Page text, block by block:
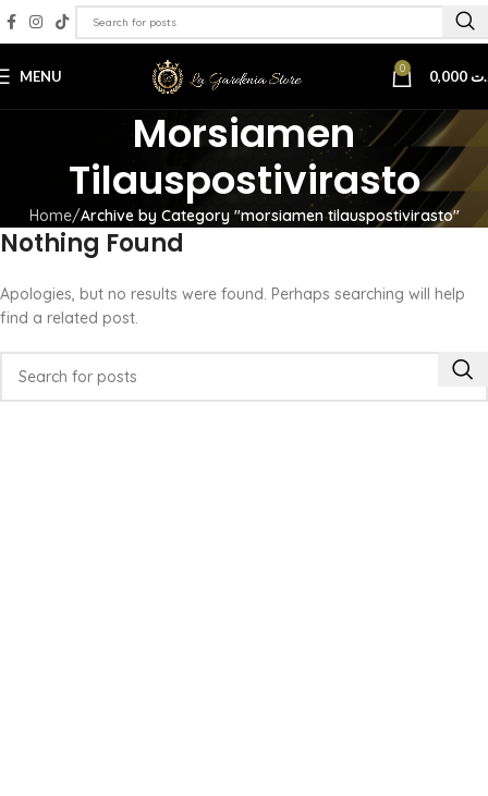
MENU 0
Morsiamen
Tilauspostivirasto
Home Archive by Category "morsiamen tilauspostivirasto"
Nothing Found
Apologies, but no results were found. Perhaps searching will help
find a related post.